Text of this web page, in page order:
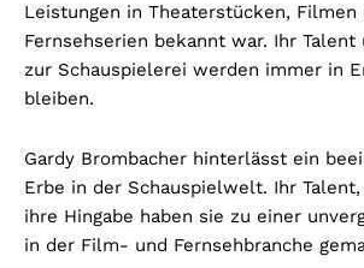
Leistungen in Theaterstücken, Filmen
Fernsehserien bekannt war. Ihr Talent
zur Schauspielerei werden immer in
bleiben.
Gardy Brombacher hinterlässt ein
Erbe in der Schauspielwelt. Ihr Talent,
ihre Hingabe haben sie zu einer
in der Film- und Fernsehbranche